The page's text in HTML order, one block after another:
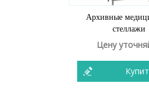
Архивные
стеллажи
Цену